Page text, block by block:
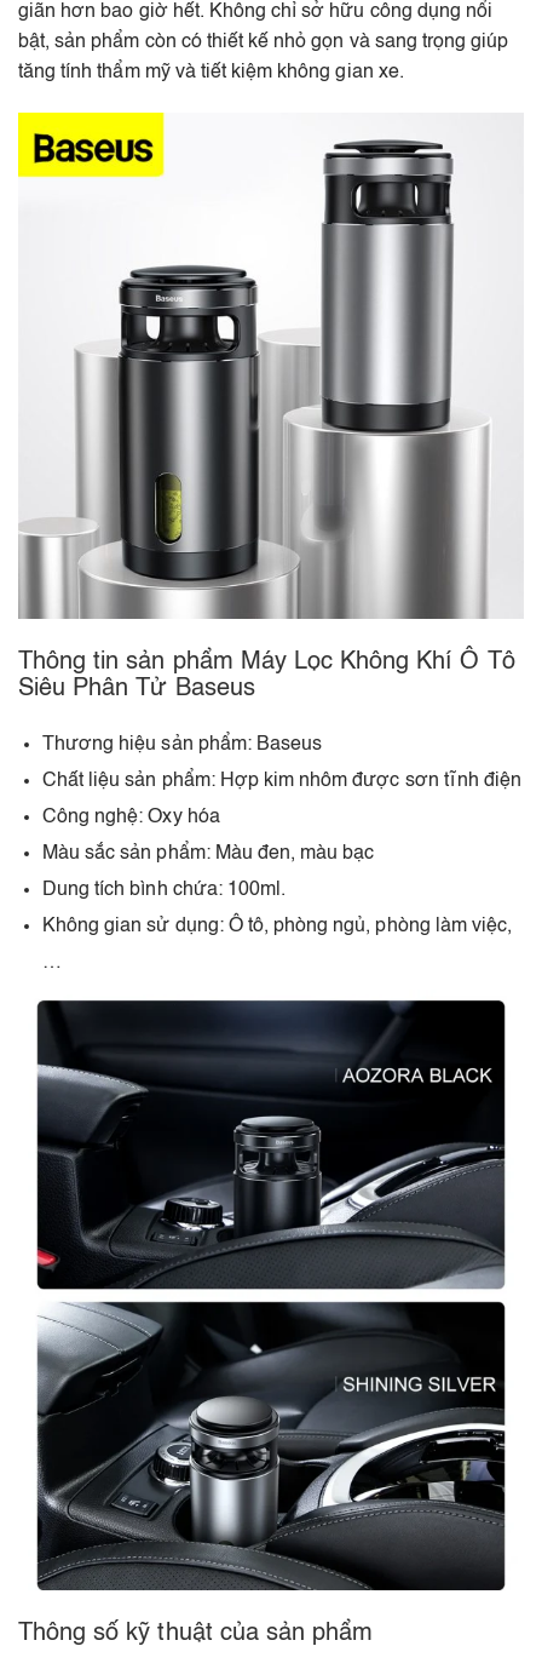
giãn hơn bao giờ hết. Không chỉ sở hữu công dụng nổi
bật, sản phẩm còn có thiết kế nhỏ gọn và sang trọng giúp
tăng tính thẩm mỹ và tiết kiệm không gian xe.
Thông tin sản phẩm Máy Lọc Không Khí Ô Tô
Siêu Phân Tử Baseus
Thương hiệu sản phẩm: Baseus
Chất liệu sản phẩm: Hợp kim nhôm được sơn tĩnh điện
Công nghệ: Oxy hóa
Màu sắc sản phẩm: Màu đen, màu bạc
Dung tích bình chứa: 100ml.
Không gian sử dụng: Ô tô, phòng ngủ, phòng làm việc,
…
Thông số kỹ thuật của sản phẩm